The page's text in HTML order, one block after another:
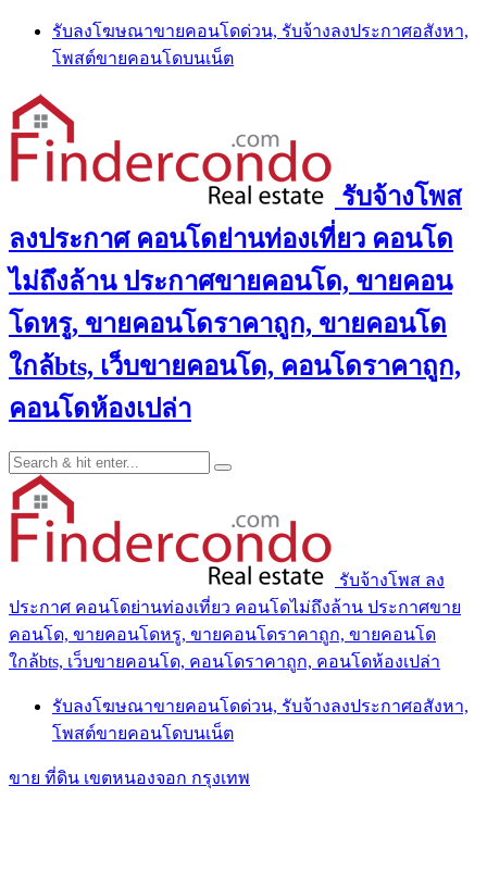
Skip
content
รับลงโฆษณาขายคอนโดด่วน, รับจ้างลงประกาศอสังหา,
โพสต์ขายคอนโดบนเน็ต
รับจ้างโพส
ลงประกาศ คอนโดย่านท่องเที่ยว คอนโด
ไม่ถึงล้าน ประกาศขายคอนโด, ขายคอน
โดหรู, ขายคอนโดราคาถูก, ขายคอนโด
ใกล้bts, เว็บขายคอนโด, คอนโดราคาถูก,
คอนโดห้องเปล่า
รับจ้างโพส ลง
ประกาศ คอนโดย่านท่องเที่ยว คอนโดไม่ถึงล้าน ประกาศขาย
คอนโด, ขายคอนโดหรู, ขายคอนโดราคาถูก, ขายคอนโด
ใกล้bts, เว็บขายคอนโด, คอนโดราคาถูก, คอนโดห้องเปล่า
รับลงโฆษณาขายคอนโดด่วน, รับจ้างลงประกาศอสังหา,
โพสต์ขายคอนโดบนเน็ต
ขาย ที่ดิน เขตหนองจอก กรุงเทพ